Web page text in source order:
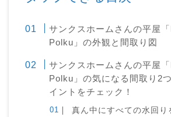
サンクスホームさんの平屋
Polku」の外観と間取り図
サンクスホームさんの平屋
Polku」の気になる間取り2
イントをチェック！
真ん中にすべての水回り